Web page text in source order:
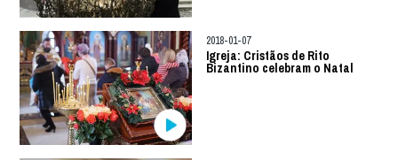
2018-01-07
Igreja: Cristãos de Rito
Bizantino celebram o Natal